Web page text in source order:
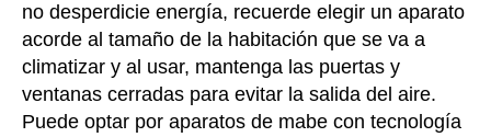
no desperdicie energía, recuerde elegir un aparato
acorde al tamaño de la habitación que se va a
climatizar y al usar, mantenga las puertas y
ventanas cerradas para evitar la salida del aire.
Puede optar por aparatos de mabe con tecnología